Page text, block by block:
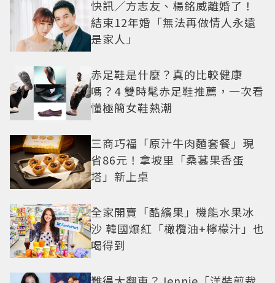
快訊／方志友、楊銘威離婚了！
結束12年婚「無法再做情人永遠
是家人」
赤足鞋是什麼？真的比較健康
嗎？4 雙時髦赤足鞋推薦，一次看
懂極簡女鞋熱潮
三商巧福「原汁牛肉麵套餐」現
省86元！拿坡里「桑葚果香蛋
塔」新上桌
全家開賣「酷繽果」機能水果冰
沙 韓國爆紅「橄欖油+檸檬汁」也
喝得到